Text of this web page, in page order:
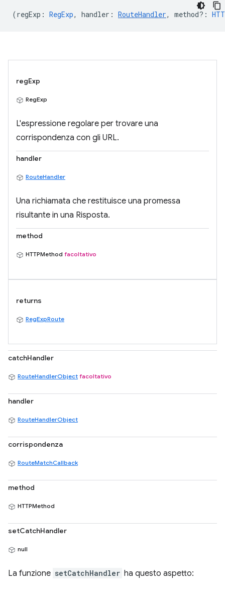
(regExp : RegExp, handler : RouteHandler, method? :
regExp
RegExp
L'espressione regolare per trovare una
corrispondenza con gli URL.
handler
RouteHandler
Una richiamata che restituisce una promessa
risultante in una Risposta.
method
HTTPMethod facoltativo
returns
RegExpRoute
catchHandler
RouteHandlerObject facoltativo
handler
RouteHandlerObject
corrispondenza
RouteMatchCallback
method
HTTPMethod
setCatchHandler
null
La funzione setCatchHandler ha questo aspetto: